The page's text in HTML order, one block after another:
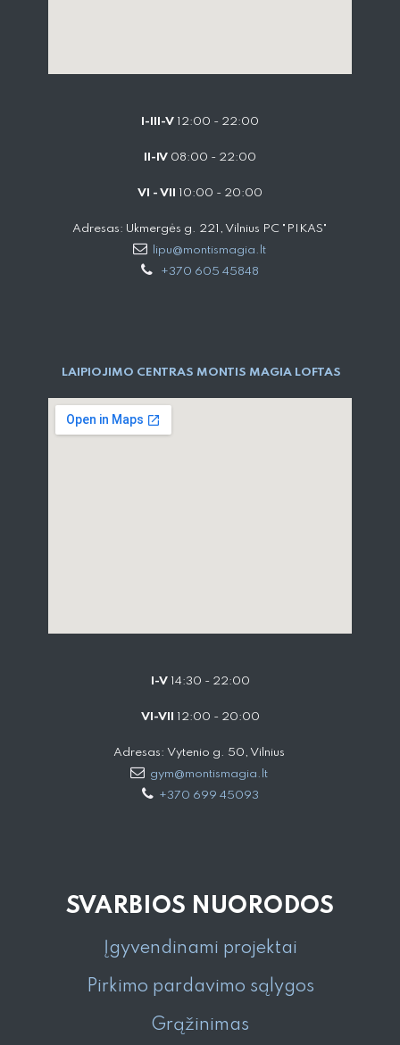
I-III-V 12:00 - 22:00
II-IV 08:00 - 22:00
VI - VII 10:00 - 20:00
Adresas: Ukmergės g. 221, Vilnius PC "PIKAS"
lipu@montismagia.lt
+370 605 45848
LAIPIOJIMO CENTRAS MONTIS MAGIA LOFTAS
I-V14:30 - 22:00
VI-VII 12:00 - 20:00
Adresas: Vytenio g. 50, Vilnius
gym@montismagia.lt
+370 699 45093
SVARBIOS NUORODOS
Įgyvendinami projektai
Pirkimo pardavimo sąlygos
Grąžinimas